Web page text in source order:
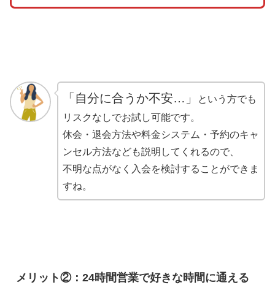
「自分に合うか不安…」
という方でも
リスクなしでお試し可能です。
休会・退会方法や料金システム・予約のキャ
ンセル方法なども説明してくれるので、
不明な点がなく入会を検討することができま
すね。
メリット②：24時間営業で好きな時間に通える